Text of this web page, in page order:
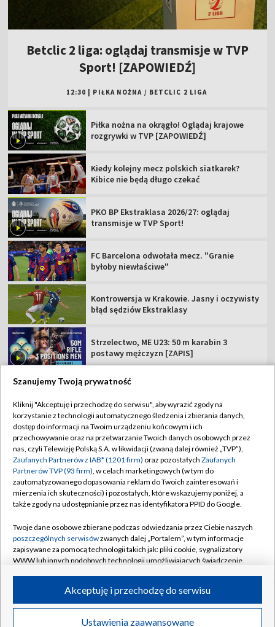
Betclic 2 liga: oglądaj transmisje w TVP
Sport! [ZAPOWIEDŹ]
12:30 PIŁKA NOŻNA / BETCLIC 2 LIGA
Piłka nożna na okrągło! Oglądaj krajowe
rozgrywki w TVP [ZAPOWIEDŹ]
Kiedy kolejny mecz polskich siatkarek?
Kibice nie będą długo czekać
PKO BP Ekstraklasa 2026/27: oglądaj
transmisje w TVP Sport!
FC Barcelona odwołała mecz. "Granie
byłoby niewłaściwe"
Kontrowersja w Krakowie. Jasny i oczywisty
błąd sędziów Ekstraklasy
Strzelectwo, ME U23: 50 m karabin 3
postawy mężczyzn [ZAPIS]
TVP
Abonament TVP
Sklep TVP
Biuro Reklamy
Oferta Handlowa
Emisja w TVP
Rada Programowa
Ogłoszenia przetargowe
Akademia Telewizyjna
Regulamin TVP
Polityka prywatności
Moje zgody
Biuro reklamy
Kanały
©2026 Telewizja Polska Spółka Akcyjna w likwidacji
Szanujemy Twoją prywatność
Kliknij "Akceptuję i przechodzę do serwisu", aby wyrazić zgody na
korzystanie z technologii automatycznego śledzenia i zbierania danych,
dostęp do informacji na Twoim urządzeniu końcowym i ich
przechowywanie oraz na przetwarzanie Twoich danych osobowych przez
nas, czyli Telewizję Polską S.A. w likwidacji (zwaną dalej również „TVP”),
Zaufanych Partnerów z IAB* (1201 firm) oraz pozostałych Zaufanych
Partnerów TVP (93 firm), w celach marketingowych (w tym do
zautomatyzowanego dopasowania reklam do Twoich zainteresowań i
mierzenia ich skuteczności) i pozostałych, które wskazujemy poniżej, a
także zgody na udostępnianie przez nas identyfikatora PPID do Google.
Twoje dane osobowe zbierane podczas odwiedzania przez Ciebie naszych
poszczególnych serwisówzwanych dalej „Portalem”, w tym informacje
zapisywane za pomocą technologii takich jak: pliki cookie, sygnalizatory
WWW lub innych podobnych technologii umożliwiających świadczenie
ruchu w Internecie.
Twoje dane osobowe zbierane podczas odwiedzania przez Ciebie
Ustawienia zaawansowane
Akceptuję i przechodzę do serwisu